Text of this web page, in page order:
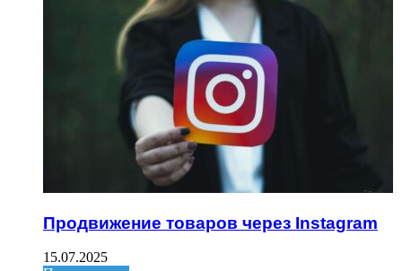
Продвижение товаров через Instagram
15.07.2025